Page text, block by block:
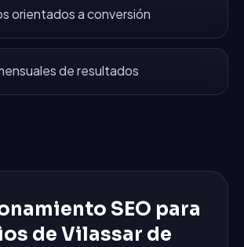
orientados a conversión
de resultados
SEO para
de Vilassar de